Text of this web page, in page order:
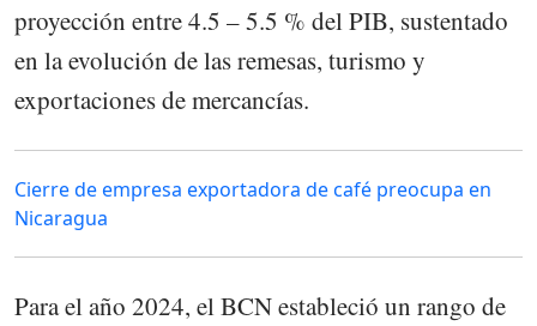
proyección entre 4.5 – 5.5 % del PIB, sustentado
en la evolución de las remesas, turismo y
exportaciones de mercancías.
Cierre de empresa exportadora de café preocupa en
Nicaragua
Para el año 2024, el BCN estableció un rango de